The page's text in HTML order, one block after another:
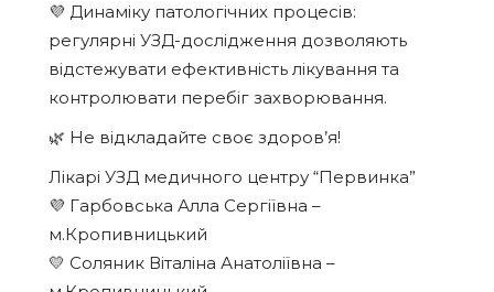
💜 Динаміку патологічних процесів:
регулярні УЗД-дослідження дозволяють
відстежувати ефективність лікування та
контролювати перебіг захворювання.
🌿 Не відкладайте своє здоров’я!
Лікарі УЗД медичного центру “Первинка”
💜 Гарбовська Алла Сергіївна –
м.Кропивницький
💛 Соляник Віталіна Анатоліївна –